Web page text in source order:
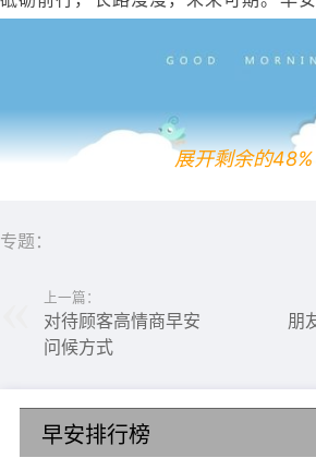
展开剩余的48%
专题：
上一篇：
对待顾客高情商早安
问候方式
朋
早安排行榜